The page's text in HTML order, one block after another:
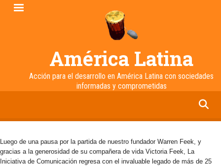
Pasar
América Latina
Acción para el desarrollo en América Latina con sociedades
informadas y comprometidas
Luego de una pausa por la partida de nuestro fundador Warren Feek, y
gracias a la generosidad de su compañera de vida Victoria Feek, La
Iniciativa de Comunicación regresa con el invaluable legado de más de 25